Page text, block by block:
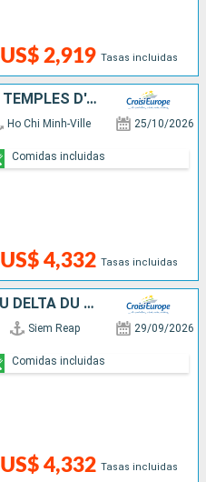
US$ 2,919 Tasas incluidas
DU DELTA DU MÉKONG AUX TEMPLES D'ANGKOR (FORMULE PORT/PORT)
Ho Chi Minh-Ville 25/10/2026
US$ 4,332 Tasas incluidas
Comidas incluidas
DES TEMPLES D'ANGKOR AU DELTA DU MÉKONG
Siem Reap 29/09/2026
US$ 4,332 Tasas incluidas
Comidas incluidas